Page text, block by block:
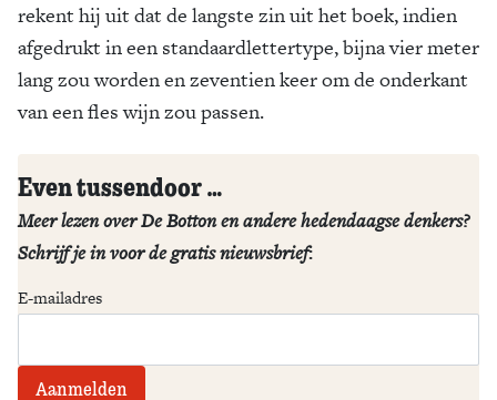
rekent hij uit dat de langste zin uit het boek, indien
afgedrukt in een standaardlettertype, bijna vier meter
lang zou worden en zeventien keer om de onderkant
van een fles wijn zou passen.
Even tussendoor …
Meer lezen over De Botton en andere hedendaagse denkers?
Schrijf je in voor de gratis nieuwsbrief:
E-mailadres